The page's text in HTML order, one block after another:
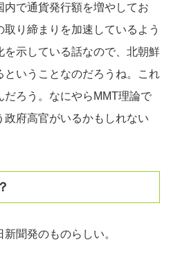
で通貨発行額を増やしてお
り締まりを加速しているよう
を示している話なので、北朝鮮
いうことなのだろうね。これ
だろう。なにやらMMT理論で
府高官がいるかもしれない
聞発のものらしい。